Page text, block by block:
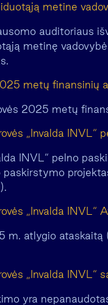
metine
auditoriaus
metinę
metų finansinių
2025 metų
„Invalda INVL“
INVL“ pelno
„Invalda INVL“
m. atlygio
„Invalda INVL“
yra